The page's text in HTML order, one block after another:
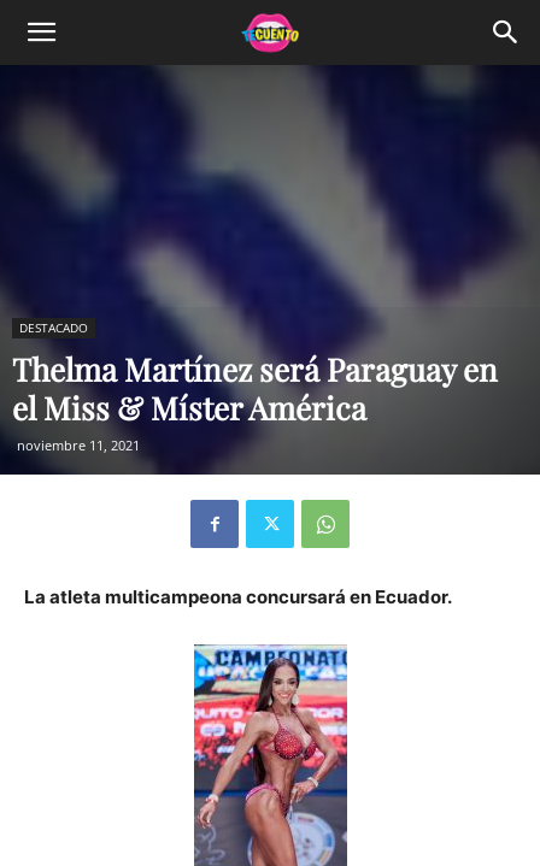
DESTACADO
Thelma Martínez será Paraguay en
el Miss & Míster América
noviembre 11, 2021
La atleta multicampeona concursará en Ecuador.